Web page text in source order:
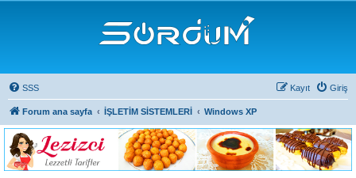
SSS Giriş
Kayıt
Forum ana sayfa İŞLETİM SİSTEMLERİ Windows XP